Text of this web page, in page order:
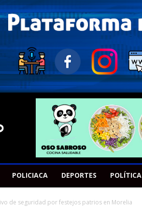
POLICIACA DEPORTES POLÍTICA
de seguridad por festejos patrios en Morelia